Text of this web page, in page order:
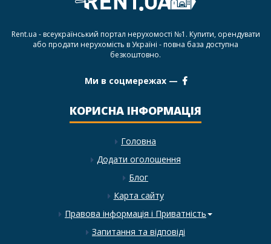
Rent.ua - всеукраїнський портал нерухомості №1. Купити, орендувати
або продати нерухомість в Україні - повна база доступна
безкоштовно.
Ми в соцмережах —
КОРИСНА ІНФОРМАЦІЯ
Головна
Додати оголошення
Блог
Карта сайту
Правова інформація і Приватність
Запитання та відповіді